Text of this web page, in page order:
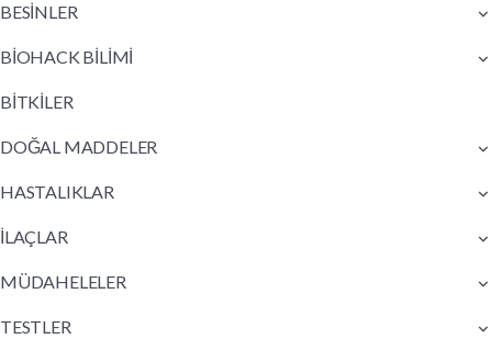
BESİNLER
BİOHACK BİLİMİ
BİTKİLER
DOĞAL MADDELER
HASTALIKLAR
İLAÇLAR
MÜDAHELELER
TESTLER